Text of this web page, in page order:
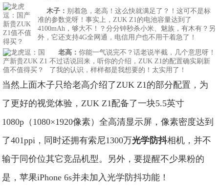
木子： 别着急，老高！这么快就满足了？！这可不是标
准的参数党呀！事实上，ZUK Z1的电池容量达到了
4100mAh，够大不！？分分钟秒杀小米、魅族，有木有？另
外，它还支持4G全网通，电信用户也不用干着急了！
老高：你能一气说完不？话老说半截，几个意思呀！
不过话说回来，听你的介绍，ZUK Z1的配置确实刷新
了我的认识，样样都是我想要的！太实用了！
当然上面木子只给老高介绍了ZUK Z1的部分配置，为
了更好的视觉体验，ZUK Z1配备了一块5.5英寸
1080p（1080×1920像素）全高清显示屏，像素密度达到
了401ppi，同时还拥有索尼1300万光学防抖相机，并不
输于同价位其它竞品机型。另外，要提醒不少果粉的
是，苹果iPhone 6s并未加入光学防抖功能！